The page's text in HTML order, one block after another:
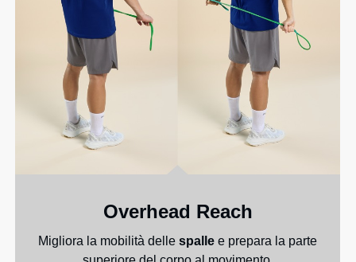
Overhead Reach
Migliora la mobilità dellespalle e prepara la parte